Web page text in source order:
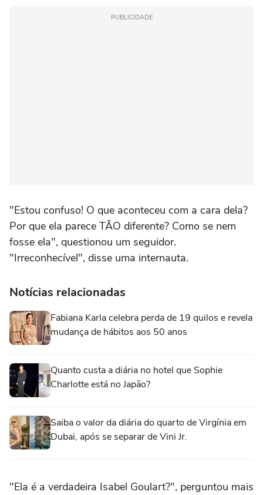
PUBLICIDADE
"Estou confuso! O que aconteceu com a cara dela?
Por que ela parece TÃO diferente? Como se nem
fosse ela", questionou um seguidor.
"Irreconhecível", disse uma internauta.
Notícias relacionadas
Fabiana Karla celebra perda de 19 quilos e revela
mudança de hábitos aos 50 anos
Quanto custa a diária no hotel que Sophie
Charlotte está no Japão?
Saiba o valor da diária do quarto de Virgínia em
Dubai, após se separar de Vini Jr.
"Ela é a verdadeira Isabel Goulart?", perguntou mais